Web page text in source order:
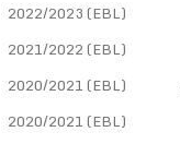
2022/2023 (EBL)
2021/2022 (EBL)
2020/2021 (EBL)
2020/2021 (EBL)